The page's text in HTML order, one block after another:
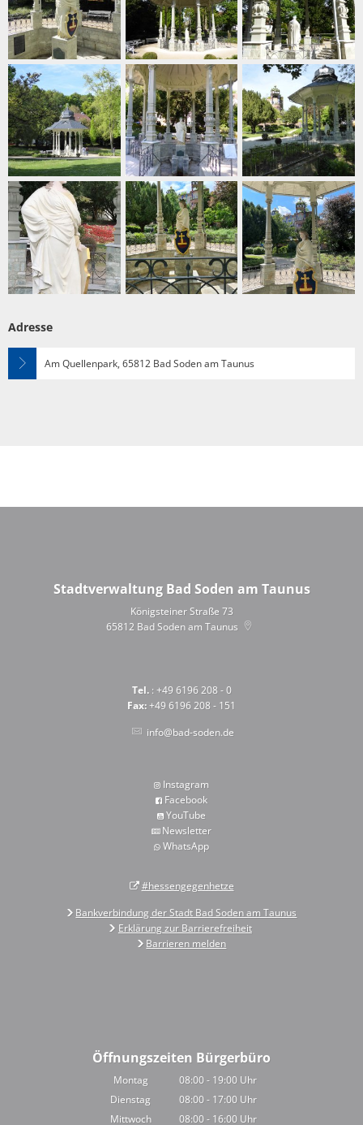
Adresse
Am Quellenpark, 65812 Bad Soden am Taunus
Stadtverwaltung Bad Soden am Taunus
Königsteiner Straße 73
65812 Bad Soden am Taunus
Tel.: +49 6196 208 - 0
Fax:+49 6196 208 - 151
info@bad-soden.de
Instagram
Facebook
YouTube
Newsletter
WhatsApp
#hessengegenhetze
Bankverbindung der Stadt Bad Soden am Taunus
Erklärung zur Barrierefreiheit
Barrieren melden
Öffnungszeiten Bürgerbüro
Montag 08:00- 19:00 Uhr
Von 08:00 bis 19:00 Uhr
Dienstag 08:00- 17:00 Uhr
Von 08:00 bis 17:00 Uhr
Mittwoch 08:00- 16:00 Uhr